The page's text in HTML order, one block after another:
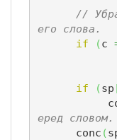
//
его слова.
if
(c
if (sp
еред словом.
      conc
(